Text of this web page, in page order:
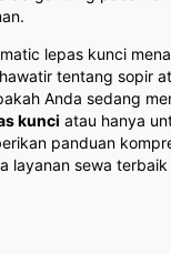
lepas kunci
tentang sopir
Anda sedang
kunci atau hanya
panduan
layanan sewa